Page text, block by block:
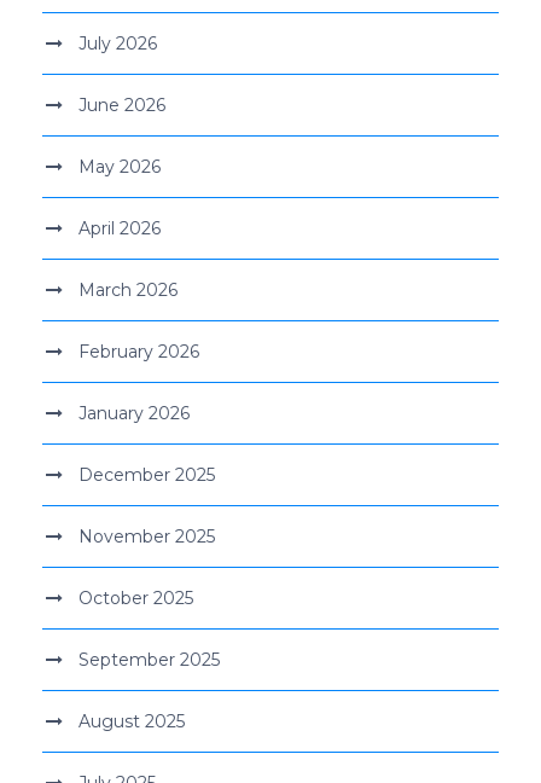
July 2026
June 2026
May 2026
April 2026
March 2026
February 2026
January 2026
December 2025
November 2025
October 2025
September 2025
August 2025